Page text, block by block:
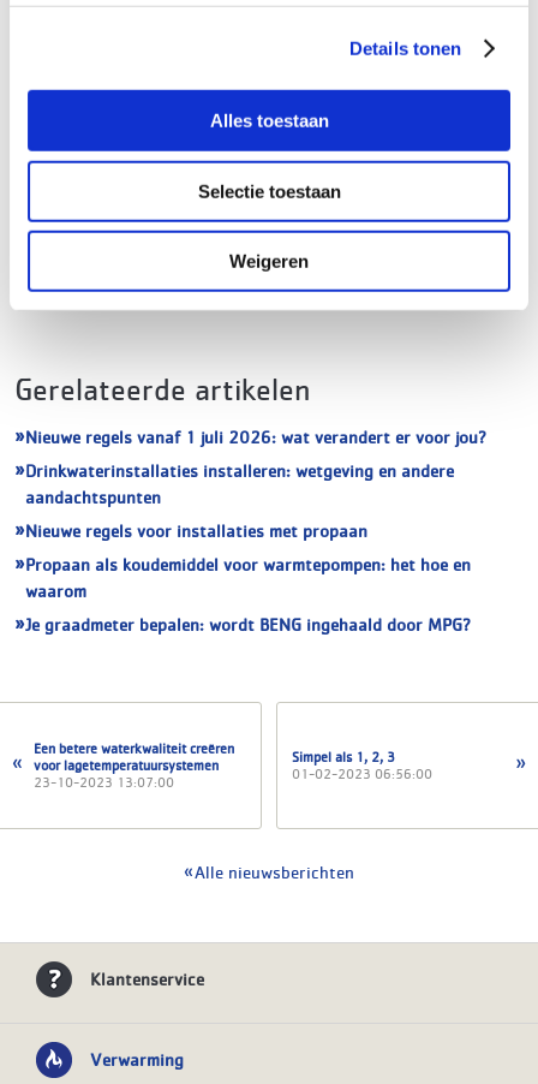
Details tonen
Alles toestaan
Selectie toestaan
Weigeren
grenswaarden, namelijk 50 PPM en 100 PPM. Laat deze
regelgeving voldoet. Er zit echter wel één nadeel aan de
lage waarden in de gasketelwet: de meter kan al alarm
geven bij het in de buurt zijn van uitlaatgassen van auto
Tags
Gerelateerde artikelen
Nieuwe regels vanaf 1 juli 2026: wat verandert er voor jou?
Drinkwaterinstallaties installeren: wetgeving en andere
aandachtspunten
Nieuwe regels voor installaties met propaan
Propaan als koudemiddel voor warmtepompen: het hoe en
waarom
Je graadmeter bepalen: wordt BENG ingehaald door MPG?
Een betere waterkwaliteit creëren
voor lagetemperatuursystemen
23-10-2023 13:07:00
Simpel als 1, 2, 3
01-02-2023 06:56:00
Alle nieuwsberichten
Klantenservice
Verwarming